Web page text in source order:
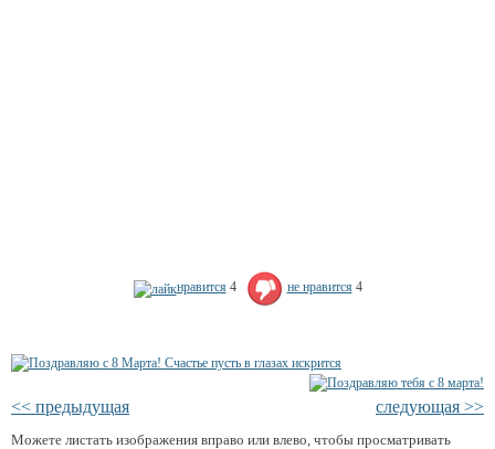
нравится 4 не нравится 4
<< предыдущая следующая >>
Можете листать изображения вправо или влево, чтобы просматривать